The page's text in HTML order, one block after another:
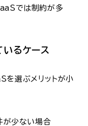
では制約が多
るケース
を選ぶメリットが小
が少ない場合